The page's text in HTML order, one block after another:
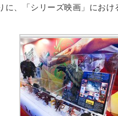
、「シリーズ映画」にお